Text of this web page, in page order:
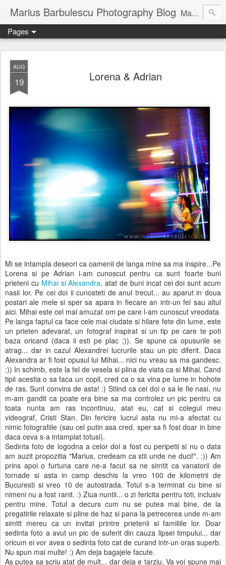
Marius Barbulescu Photography Blog Marius Barbulescu Photography Blog
Pages
AUG
19 Lorena & Adrian
Mi se intampla deseori ca oamenii de langa mine sa ma inspire...Pe
Lorena si pe Adrian i-am cunoscut pentru ca sunt foarte buni
prieteni cu Mihai si Alexandra, atat de buni incat cei doi sunt acum
nasii lor. Pe cei doi ii cunosteti de anul trecut... au aparut in doua
postari ale mele si sper sa apara in fiecare an intr-un fel sau altul
aici. Mihai este cel mai amuzat om pe care l-am cunoscut vreodata.
Pe langa faptul ca face cele mai ciudate si hilare fete din lume, este
un prieten adevarat, un fotograf inspirat si un tip pe care te poti
baza oricand (daca ii esti pe plac ;)). Se spune ca opusurile se
atrag... dar in cazul Alexandrei lucrurile stau un pic diferit. Daca
Alexandra ar fi fost opusul lui Mihai... nici nu vreau sa ma gandesc.
:)) In schimb, este la fel de vesela si plina de viata ca si Mihai. Cand
tipii acestia o sa faca un copil, cred ca o sa vina pe lume in hohote
de ras. Sunt convins de asta! :) Stiind ca cei doi o sa le fie nasi, nu
m-am gandit ca poate era bine sa ma controlez un pic pentru ca
toata nunta am ras incontinuu, atat eu, cat si colegul meu
videograf, Cristi Stan. Din fericire lucrul asta nu mi-a afectat cu
nimic fotografiile (sau cel putin asa cred, sper sa fi fost doar in bine
daca ceva s-a intamplat totusi).
Sedinta foto de logodna a celor doi a fost cu peripetii si nu o data
am auzit propozitia "Marius, credeam ca stii unde ne duci!". :)) Am
prins apoi o furtuna care ne-a facut sa ne simtit ca vanatorii de
tornade si asta in camp deschis la vreo 100 de kilometrii de
Bucuresti si vreo 10 de autostrada. Totul s-a terminat cu bine si
nimeni nu a fost ranit. :) Ziua nuntii... o zi fericita pentru toti, inclusiv
pentru mine. Totul a decurs cum nu se putea mai bine, de la
pregatirile relaxate si pline de haz si pana la petrecerea unde m-am
simtit mereu ca un invitat printre prietenii si familiile lor. Doar
sedinta foto a avut un pic de suferit din cauza lipsei timpului... dar
oricum ei vor avea o sedinta foto cat de curand intr-un oras superb.
Nu spun mai multe! :) Am deja bagajele facute.
As putea sa scriu atat de mult... dar deja e tarziu. Va voi spune mai